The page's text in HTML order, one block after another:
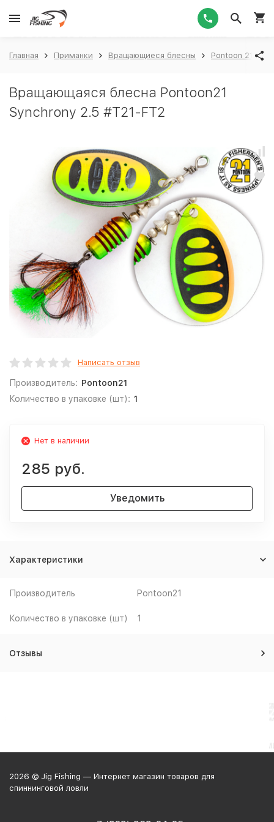
Главная Приманки Вращающиеся блесны Pontoon 21
Вращающаяся блесна Pontoon21
Synchrony 2.5 #T21-FT2
Написать отзыв
Производитель: Pontoon21
Количество в упаковке (шт): 1
Нет в наличии
285 руб.
Уведомить
Характеристики
Производитель Pontoon21
Количество в упаковке (шт) 1
Отзывы
2026 © Jig Fishing — Интернет магазин товаров для
спиннинговой ловли